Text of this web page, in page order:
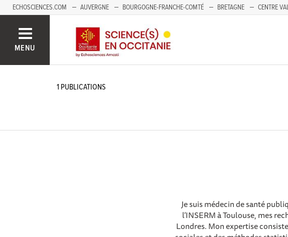
ECHOSCIENCES.COM AUVERGNE BOURGOGNE-FRANCHE-COMTÉ BRETAGNE CENTRE
MENU
1 PUBLICATIONS
Je suis médecin de santé
l’INSERM à Toulouse, mes
Londres. Mon expertise